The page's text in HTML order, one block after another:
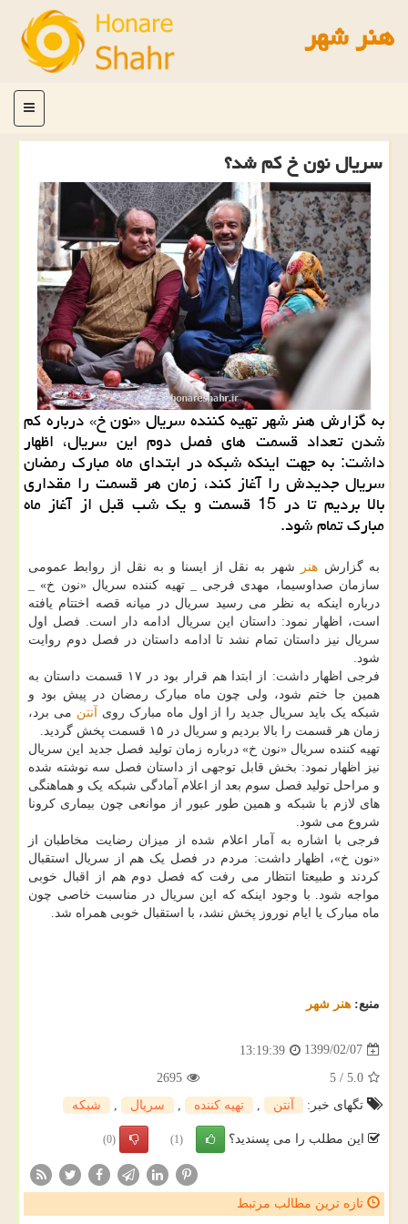
هنر شهر
منو
سریال نون خ كم شد؟
به گزارش هنر شهر تهیه كننده سریال «نون خ» درباره كم
شدن تعداد قسمت های فصل دوم این سریال، اظهار
داشت: به جهت اینكه شبكه در ابتدای ماه مبارك رمضان
سریال جدیدش را آغاز كند، زمان هر قسمت را مقداری
بالا بردیم تا در 15 قسمت و یك شب قبل از آغاز ماه
مبارك تمام شود.
به گزارش هنر
شهر به نقل از ایسنا و به نقل از روابط عمومی
سازمان صداوسیما، مهدی فرجی _ تهیه کننده سریال «نون خ» _
درباره اینکه به نظر می رسید سریال در میانه قصه اختتام یافته
است، اظهار نمود: داستان این سریال ادامه دار است. فصل اول
سریال نیز داستان تمام نشد تا ادامه داستان در فصل دوم روایت
شود.
فرجی اظهار داشت: از ابتدا هم قرار بود در ۱۷ قسمت داستان به
همین جا ختم شود، ولی چون ماه مبارک رمضان در پیش بود و
شبکه یک باید سریال جدید را از اول ماه مبارک روی
آنتن می برد،
زمان هر قسمت را بالا بردیم و سریال در ۱۵ قسمت پخش گردید.
تهیه کننده سریال «نون خ» درباره زمان تولید فصل جدید این سریال
نیز اظهار نمود: بخش قابل توجهی از داستان فصل سه نوشته شده
و مراحل تولید فصل سوم بعد از اعلام آمادگی شبکه یک و هماهنگی
های لازم با شبکه و همین طور عبور از موانعی چون بیماری کرونا
شروع می شود.
فرجی با اشاره به آمار اعلام شده از میزان رضایت مخاطبان از
«نون خ»، اظهار داشت: مردم در فصل یک هم از سریال استقبال
کردند و طبیعتا انتظار می رفت که فصل دوم هم از اقبال خوبی
مواجه شود. با وجود اینکه که این سریال در مناسبت خاصی چون
ماه مبارک یا ایام نوروز پخش نشد، با استقبال خوبی همراه شد.
منبع: هنر شهر
1399/02/07
13:19:39
5.0
/
5
2695
تگهای خبر:
آنتن تهیه كننده سریال شبكه
این مطلب را می پسندید؟ (1)
(0)
تازه ترین مطالب مرتبط